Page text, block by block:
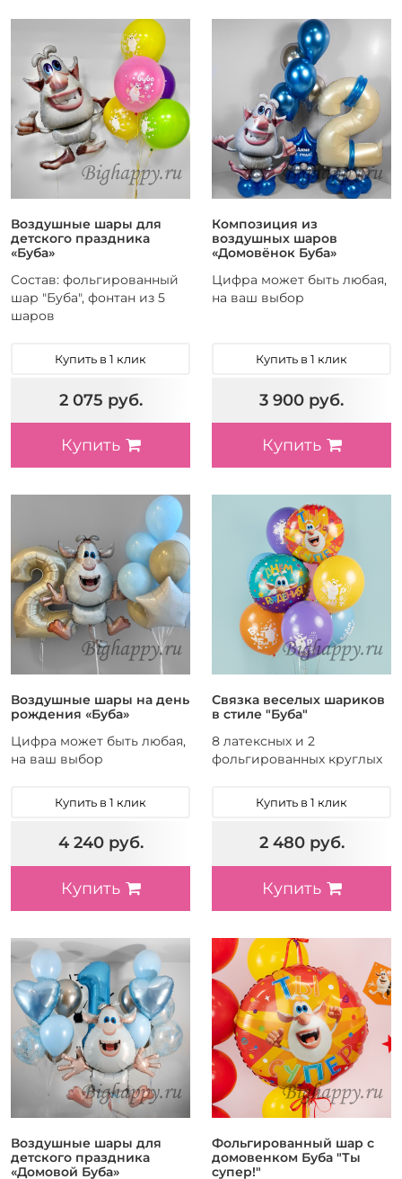
Воздушные шары для
детского праздника
«Буба»
Состав: фольгированный
шар "Буба", фонтан из 5
шаров
Купить в 1 клик
2 075 руб.
Купить
Композиция из
воздушных шаров
«Домовёнок Буба»
Цифра может быть любая,
на ваш выбор
Купить в 1 клик
3 900 руб.
Купить
Воздушные шары на день
рождения «Буба»
Цифра может быть любая,
на ваш выбор
Купить в 1 клик
4 240 руб.
Купить
Связка веселых шариков
в стиле "Буба"
8 латексных и 2
фольгированных круглых
Купить в 1 клик
2 480 руб.
Купить
Воздушные шары для
детского праздника
«Домовой Буба»
Фольгированный шар с
домовенком Буба "Ты
супер!"